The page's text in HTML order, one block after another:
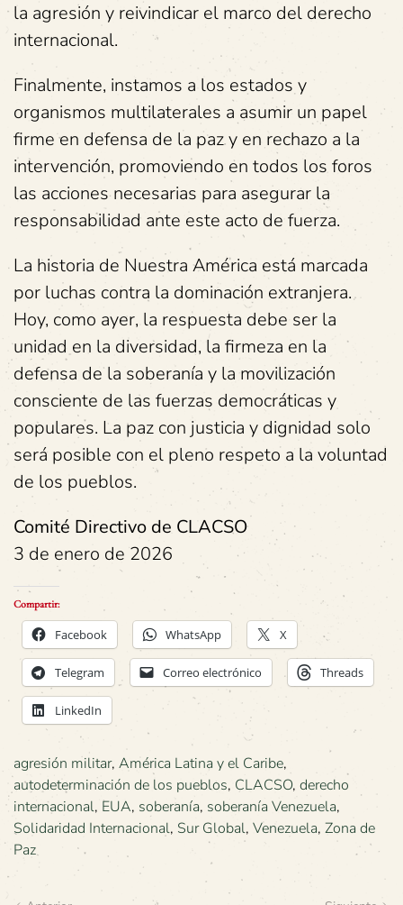
la agresión y reivindicar el marco del derecho
internacional.
Finalmente, instamos a los estados y
organismos multilaterales a asumir un papel
firme en defensa de la paz y en rechazo a la
intervención, promoviendo en todos los foros
las acciones necesarias para asegurar la
responsabilidad ante este acto de fuerza.
La historia de Nuestra América está marcada
por luchas contra la dominación extranjera.
Hoy, como ayer, la respuesta debe ser la
unidad en la diversidad, la firmeza en la
defensa de la soberanía y la movilización
consciente de las fuerzas democráticas y
populares. La paz con justicia y dignidad solo
será posible con el pleno respeto a la voluntad
de los pueblos.
Comité Directivo de CLACSO
3 de enero de 2026
Compartir:
Facebook WhatsApp X
Telegram Correo electrónico Threads
LinkedIn
agresión militar, América Latina y el Caribe,
autodeterminación de los pueblos, CLACSO, derecho
internacional, EUA, soberanía, soberanía Venezuela,
Solidaridad Internacional, Sur Global, Venezuela, Zona de
Paz